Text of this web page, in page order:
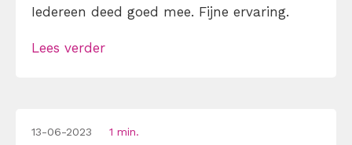
Iedereen deed goed mee. Fijne ervaring.
Lees verder
13-06-2023 1 min.